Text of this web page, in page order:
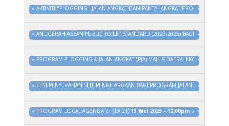
« AKTIVITI "PLOGGING" JALAN ANGKAT DAN PANTAI ANGKAT PROGRAM
»
« ANUGERAH ASEAN PUBLIC TOILET STANDARD (2023-2025) BAGI PANTAI
»
« PROGRAM PLOGGING & JALAN ANGKAT (PJA) MAJLIS DAERAH KOTA
»
« SESI PENYERAHAN SIJIL PENGHARGAAN BAGI PROGRAM JALAN ANGKAT
»
« PROGRAM LOCAL AGENDA 21 (LA 21) 13 Mei 2023 - 12:00pm to 31 Dis
»